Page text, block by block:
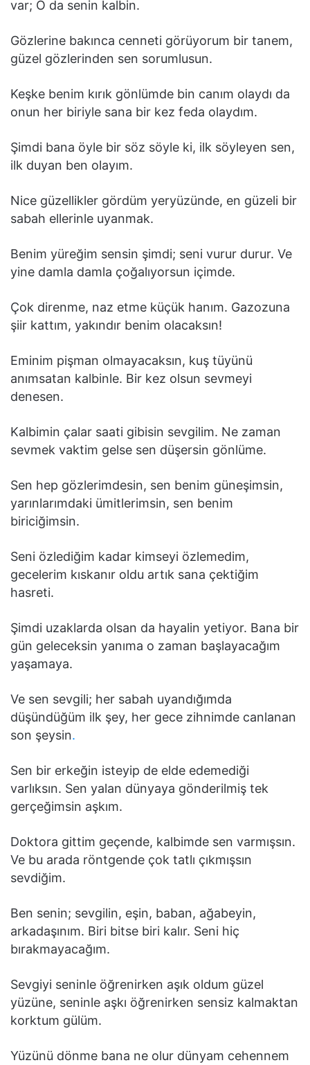
var; O da senin kalbin.
Gözlerine bakınca cenneti görüyorum bir tanem,
güzel gözlerinden sen sorumlusun.
Keşke benim kırık gönlümde bin canım olaydı da
onun her biriyle sana bir kez feda olaydım.
Şimdi bana öyle bir söz söyle ki, ilk söyleyen sen,
ilk duyan ben olayım.
Nice güzellikler gördüm yeryüzünde, en güzeli bir
sabah ellerinle uyanmak.
Benim yüreğim sensin şimdi; seni vurur durur. Ve
yine damla damla çoğalıyorsun içimde.
Çok direnme, naz etme küçük hanım. Gazozuna
şiir kattım, yakındır benim olacaksın!
Eminim pişman olmayacaksın, kuş tüyünü
anımsatan kalbinle. Bir kez olsun sevmeyi
denesen.
Kalbimin çalar saati gibisin sevgilim. Ne zaman
sevmek vaktim gelse sen düşersin gönlüme.
Sen hep gözlerimdesin, sen benim güneşimsin,
yarınlarımdaki ümitlerimsin, sen benim
biriciğimsin.
Seni özlediğim kadar kimseyi özlemedim,
gecelerim kıskanır oldu artık sana çektiğim
hasreti.
Şimdi uzaklarda olsan da hayalin yetiyor. Bana bir
gün geleceksin yanıma o zaman başlayacağım
yaşamaya.
Ve sen sevgili; her sabah uyandığımda
düşündüğüm ilk şey, her gece zihnimde canlanan
son şeysin.
Sen bir erkeğin isteyip de elde edemediği
varlıksın. Sen yalan dünyaya gönderilmiş tek
gerçeğimsin aşkım.
Doktora gittim geçende, kalbimde sen varmışsın.
Ve bu arada röntgende çok tatlı çıkmışsın
sevdiğim.
Ben senin; sevgilin, eşin, baban, ağabeyin,
arkadaşınım. Biri bitse biri kalır. Seni hiç
bırakmayacağım.
Sevgiyi seninle öğrenirken aşık oldum güzel
yüzüne, seninle aşkı öğrenirken sensiz kalmaktan
korktum gülüm.
Yüzünü dönme bana ne olur dünyam cehennem